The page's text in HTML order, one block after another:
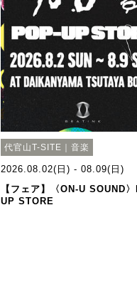
代官山T-SITE｜音楽
2026.08.02(日) - 08.09(日)
【フェア】〈ON-U SOUND
UP STORE